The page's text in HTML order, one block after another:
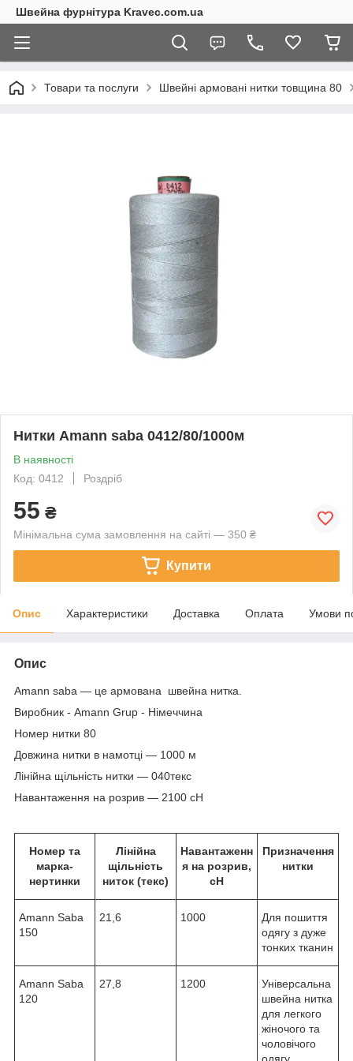
Швейна фурнітура Kravec.com.ua
Товари та послуги Швейні армовані нитки товщина 80
Нитки Amann saba 0412/80/1000м
В наявності
Код: 0412
Роздріб
55 ₴
Мінімальна сума замовлення на сайті — 350 ₴
Купити
Опис Характеристики Доставка Оплата Умови
Опис
Amann saba — це армована швейна нитка.
Виробник - Amann Grup - Німеччина
Номер нитки 80
Довжина нитки в намотці — 1000 м
Лінійна щільність нитки — 040текс
Навантаження на розрив — 2100 сН
Номер та
марка-
нертинки
Лінійна
щільність
ниток (текс)
Навантаженн
я на розрив,
сН
Призначення
нитки
Amann Saba
150
21,6 1000
Для пошиття
одягу з дуже
тонких тканин
Amann Saba
120
27,8 1200
Універсальна
швейна нитка
для легкого
жіночого та
чоловічого
одягу,